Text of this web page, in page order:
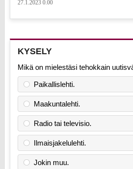
27.1.2023 0.00
KYSELY
Mikä on mielestäsi tehokkain
Paikallislehti.
Maakuntalehti.
Radio tai televisio.
Ilmaisjakelulehti.
Jokin muu.